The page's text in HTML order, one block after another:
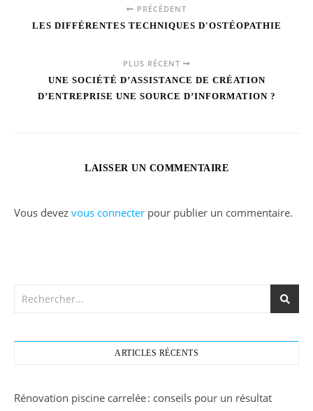
PRÉCÉDENT
LES DIFFÉRENTES TECHNIQUES D'OSTÉOPATHIE
PLUS RÉCENT
UNE SOCIÉTÉ D’ASSISTANCE DE CRÉATION
D’ENTREPRISE UNE SOURCE D’INFORMATION ?
LAISSER UN COMMENTAIRE
Vous devez vous connecter pour publier un commentaire.
ARTICLES RÉCENTS
Rénovation piscine carrelée : conseils pour un résultat